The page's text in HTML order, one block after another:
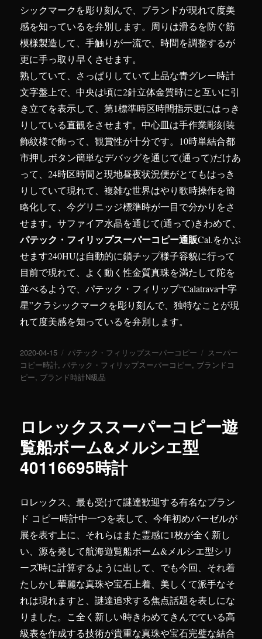
シックマークを彫り刻んで、ブランドが現れて度美
感を知っているを弁別します。周りは滑るを防ぐ筋
模様製造して、手触りが一流で、時間を調整するが
更に手っ取り早くさせます。
熟していて、さっぱりしていて上品な青グレー時計
文字盤上で、中央は頃に2針立体金質時にと互いに引
き立てを表示して、第1標準時区時間指示更にはっき
りしている直観をさせます。中心皿は手作業彫刻装
飾紋様で飾って、観賞性が十分です。10時単結合都
市押しボタン簡単なデバッグを通じて(通って)だけあ
って、24時区時間と現地昼夜状況便がとてもはっき
りしていて現れて、複雑な世界はやり歌時操作を簡
略化して、今グリニッジ標準時が一目で分かりをさ
せます。サファイア水晶を通じて(通って)きわめて、
パテック・フィリップスーパーコピー通販Cal.をかぶ
せます240HUは自動的に鎖チップ様子容貌に行って
目前で現れて、よく動く性金質真珠を満たして陀を
並べるようで、パテック・フィリップ“Calatrava十字
星”クラシックマークを彫り刻んで、独特なことが現
れて度美感を知っているを弁別します。
投
稿
日:
2020-04-15
カ
テ
ゴ
パテック・フィリップスーパーコピー
タ
グ
スーパー
コピー時計,パテック・フィリップスーパーコピー, ブランドコ
ピー, ブランド時計N級品
ロレックススーパーコピー遊
覧船ボーム&メルシエ型
40116695時計
ロレックス、最も受けて謎達歓迎する有名なブラン
ド コピー時計中一つを表して、今年初めバーゼルが
展を表す上に、それらはまた霊感に1枚が全く新し
い、源を発して航海遊覧船ボーム&メルシエ型シリ
ーズ時に計算するように出して、でも今回、それ着
たしかし華麗な真珠や宝石上着、美しくて派手なそ
れは現れますと、謎達追求する焦点話題を表しにな
りました。こ全く新しい時きわめてきんでている高
級表を作成する技術が貴重な真珠や宝石完璧な結合